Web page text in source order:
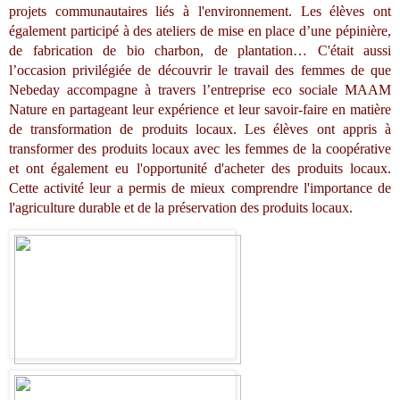
projets communautaires liés à l'environnement. Les élèves ont
également participé à des ateliers de mise en place d’une pépinière,
de fabrication de bio charbon, de plantation… C'était aussi
l’occasion privilégiée de découvrir le travail des femmes de que
Nebeday accompagne à travers l’entreprise eco sociale MAAM
Nature en partageant leur expérience et leur savoir-faire en matière
de transformation de produits locaux. Les élèves ont appris à
transformer des produits locaux avec les femmes de la coopérative
et ont également eu l'opportunité d'acheter des produits locaux.
Cette activité leur a permis de mieux comprendre l'importance de
l'agriculture durable et de la préservation des produits locaux.